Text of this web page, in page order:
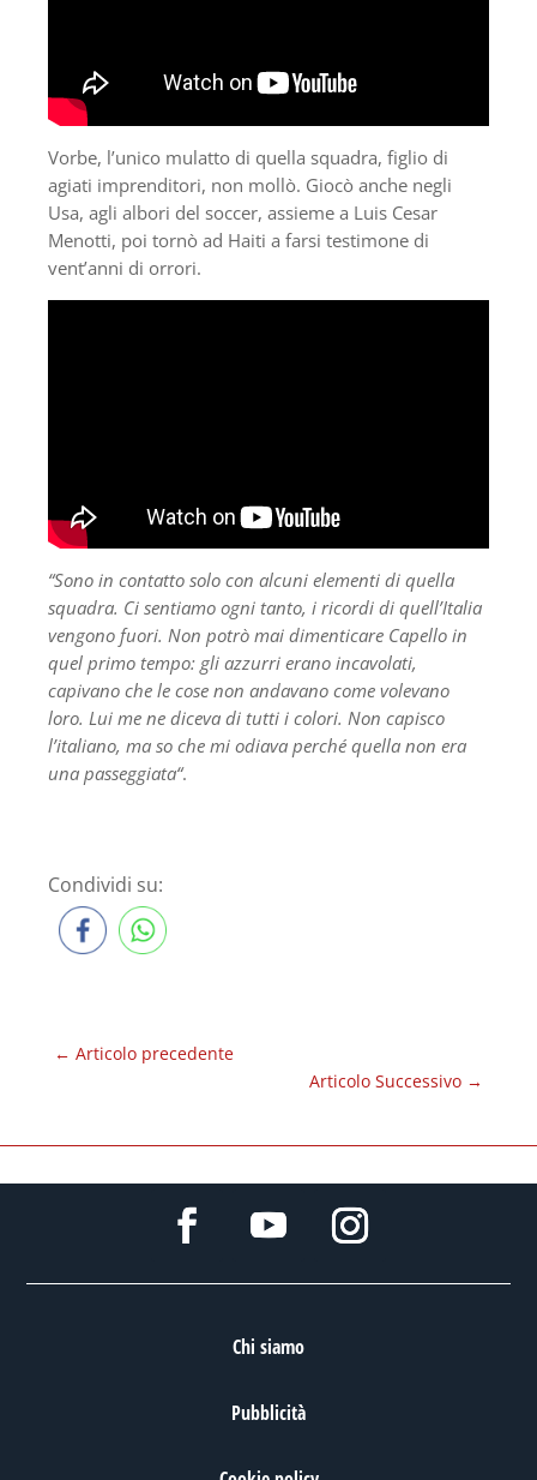
Vorbe, l’unico mulatto di quella squadra, figlio di
agiati imprenditori, non mollò. Giocò anche negli
Usa, agli albori del soccer, assieme a Luis Cesar
Menotti, poi tornò ad Haiti a farsi testimone di
vent’anni di orrori.
“Sono in contatto solo con alcuni elementi di quella
squadra. Ci sentiamo ogni tanto, i ricordi di quell’Italia
vengono fuori. Non potrò mai dimenticare Capello in
quel primo tempo: gli azzurri erano incavolati,
capivano che le cose non andavano come volevano
loro. Lui me ne diceva di tutti i colori. Non capisco
l’italiano, ma so che mi odiava perché quella non era
una passeggiata“.
Condividi su:
← Articolo precedente
Articolo Successivo →
Chi siamo
Pubblicità